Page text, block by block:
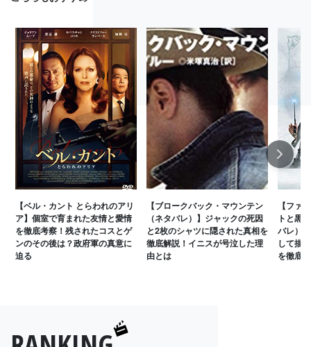
【ベル・カント とらわれのアリ
ア】個室で育まれた友情と愛情
を徹底考察！残されたコスとゲ
ンのその後は？政府軍の真意に
迫る
【ブロークバック・マウンテン
（ネタバレ）】ジャックの死因
と2枚のシャツに隠された真相を
徹底解説！イニスが号泣した理
由とは
【ファ
トと黒
バレ）
して描
を徹底
Next